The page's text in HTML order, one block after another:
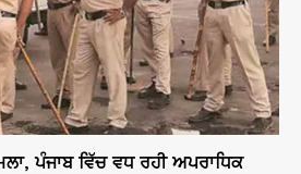
ਪੰਜਾਬ ਵਿੱਚ ਵਧ ਰਹੀ ਅਪਰਾਧਿਕ